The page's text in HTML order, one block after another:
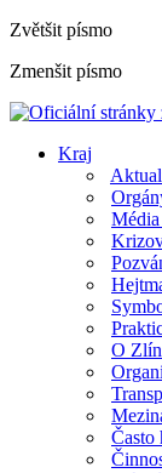
Zvětšit písmo
Zmenšit písmo
Kraj
O
Často